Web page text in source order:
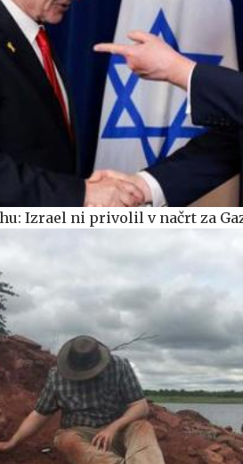
Izrael ni privolil v načrt za